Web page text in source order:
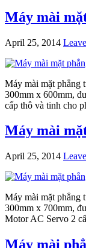
Máy mài
April 25, 2014
Máy mài mặt phẳng
300mm x 600mm,
cấp thô và tinh cho
Máy mài
April 25, 2014
Máy mài mặt phẳng
300mm x 700mm,
Motor AC Servo 2
Máy mài